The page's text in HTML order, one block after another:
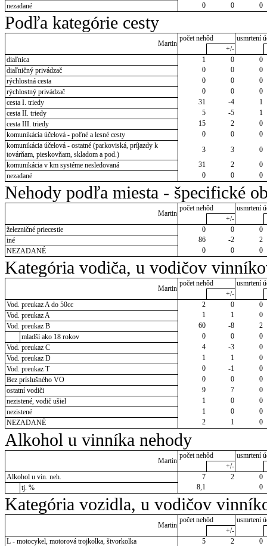
nezadané
0 0 0
Podľa kategórie cesty
Martin
počet nehôd
usmrtení
+/-
diaľnica
1 0
0
diaľničný privádzač
0 0
0
rýchlostná cesta
0 0
0
rýchlostný privádzač
0 0
0
cesta I. triedy
31 -4
1
cesta II. triedy
5 -5
1
cesta III. triedy
15 2
0
komunikácia účelová - poľné a lesné cesty
0 0
0
komunikácia účelová - ostatné (parkoviská, príjazdy k
továrňam, pieskovňam, skladom a pod.)
3 3
0
komunikácia v km systéme nesledovaná
31 2
0
nezadané
0 0 0
Nehody podľa miesta - špecifické
Martin
počet nehôd
usmrtení
+/-
železničné priecestie
0 0
0
iné
86 -2
2
NEZADANÉ
0 0 0
Kategória vodiča, u vodičov
Martin
počet nehôd
usmrtení
+/-
Vod. preukaz A do 50cc
2 0
0
Vod. preukaz A
1 1
0
Vod. preukaz B
60 -8
2
mladší ako 18 rokov
0 0
0
Vod. preukaz C
4 -3
0
Vod. preukaz D
1 1
0
Vod. preukaz T
0 -1
0
Bez príslušného VO
0 0
0
ostatní vodiči
9 7
0
nezistené, vodič ušiel
1 0
0
nezistené
1 0
0
NEZADANÉ
2 1 0
Alkohol u vinníka nehody
Martin
počet nehôd
usmrtení
+/-
Alkohol u vin. neh.
7 2
0
tj. %
8,1 0
Kategória vozidla, u vodičov
Martin
počet nehôd
usmrtení
+/-
L - motocykel, motorová trojkolka, štvorkolka
5 2
0